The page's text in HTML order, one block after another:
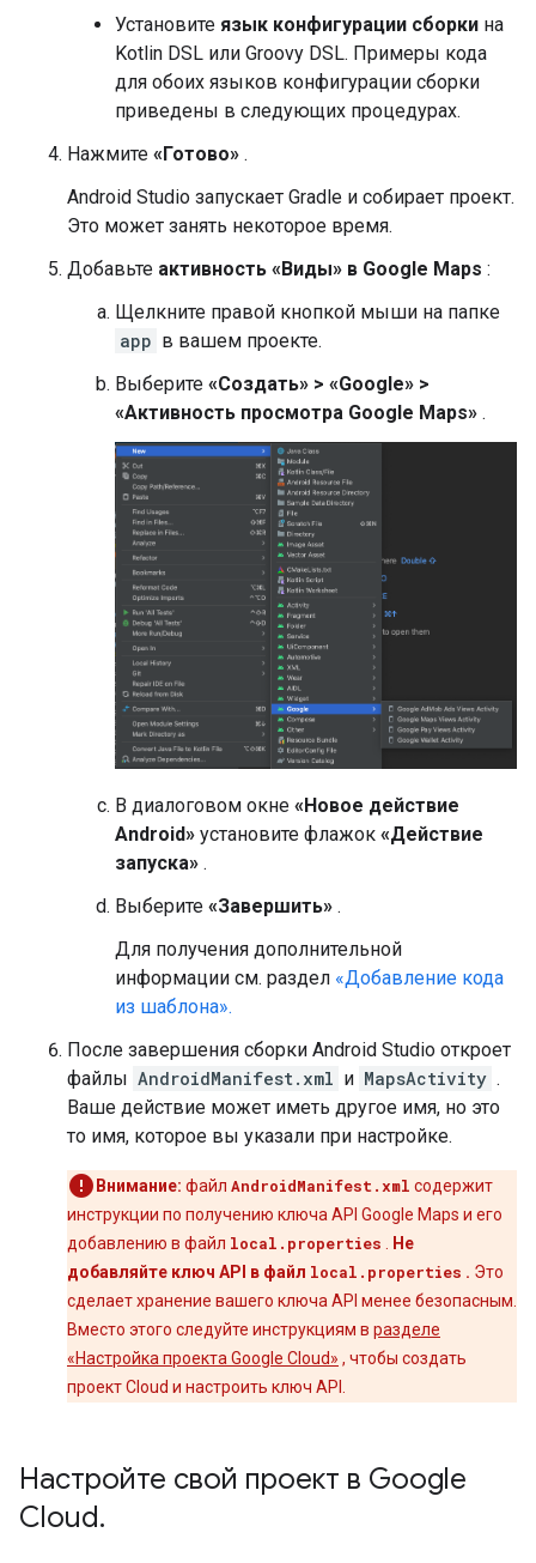
Установите язык конфигурации сборки на
Kotlin DSL или Groovy DSL. Примеры кода
для обоих языков конфигурации сборки
приведены в следующих процедурах.
Нажмите «Готово» .
Android Studio запускает Gradle и собирает проект.
Это может занять некоторое время.
Добавьте активность «Виды» в Google Maps :
Щелкните правой кнопкой мыши на папке
app в вашем проекте.
Выберите «Создать» > «Google» >
«Активность просмотра Google Maps» .
В диалоговом окне «Новое действие
Android» установите флажок «Действие
запуска» .
Выберите «Завершить» .
Для получения дополнительной
информации см. раздел «Добавление кода
из шаблона».
После завершения сборки Android Studio откроет
файлы AndroidManifest.xml и MapsActivity .
Ваше действие может иметь другое имя, но это
то имя, которое вы указали при настройке.
Внимание: файл AndroidManifest.xml содержит
инструкции по получению ключа API Google Maps и его
добавлению в файл local.properties
Не
добавляйте ключ API в файл local.properties . Это
сделает хранение вашего ключа API менее безопасным.
Вместо этого следуйте инструкциям в разделе
«Настройка проекта Google Cloud» , чтобы создать
проект Cloud и настроить ключ API.
Настройте свой проект в Google
Cloud.